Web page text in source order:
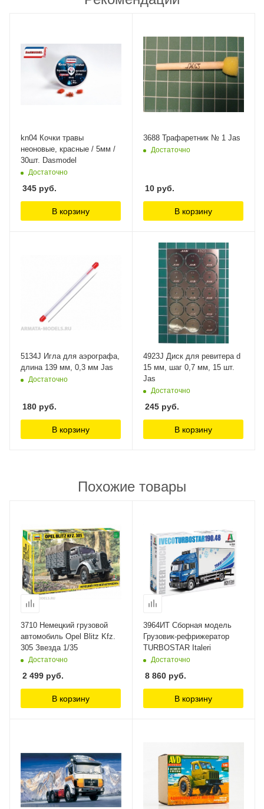
kn04 Кочки травы
неоновые, красные / 5мм /
30шт. Dasmodel
Достаточно
345 руб.
В корзину
3688 Трафаретник № 1 Jas
Достаточно
10 руб.
В корзину
5134J Игла для аэрографа,
длина 139 мм, 0,3 мм Jas
Достаточно
180 руб.
В корзину
4923J Диск для ревитера d
15 мм, шаг 0,7 мм, 15 шт.
Jas
Достаточно
245 руб.
В корзину
Похожие товары
3710 Немецкий грузовой
автомобиль Opel Blitz Kfz.
305 Звезда 1/35
Достаточно
2 499 руб.
В корзину
3964ИТ Сборная модель
Грузовик-рефрижератор
TURBOSTAR Italeri
Достаточно
8 860 руб.
В корзину